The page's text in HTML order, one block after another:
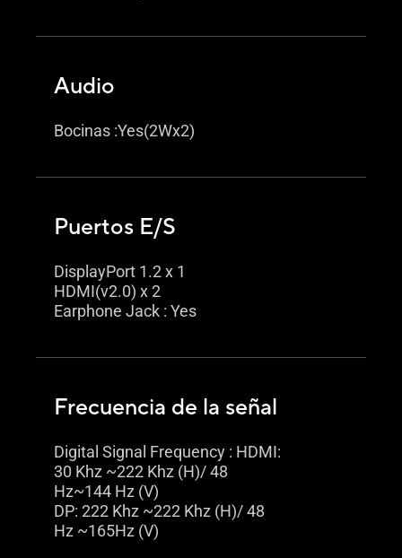
Audio
Bocinas :Yes(2Wx2)
Puertos E/S
DisplayPort 1.2 x 1
HDMI(v2.0) x 2
Earphone Jack : Yes
Frecuencia de la señal
Digital Signal Frequency : HDMI:
30 Khz ~222 Khz (H)/ 48
Hz~144 Hz (V)
DP: 222 Khz ~222 Khz (H)/ 48
Hz ~165Hz (V)